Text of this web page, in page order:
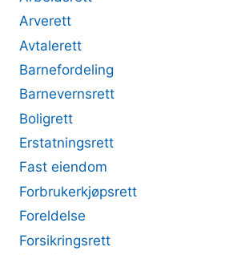
Arverett
Avtalerett
Barnefordeling
Barnevernsrett
Boligrett
Erstatningsrett
Fast eiendom
Forbrukerkjøpsrett
Foreldelse
Forsikringsrett